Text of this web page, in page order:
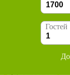
Гостей